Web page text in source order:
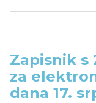
Zapisnik s
za
dana 17.